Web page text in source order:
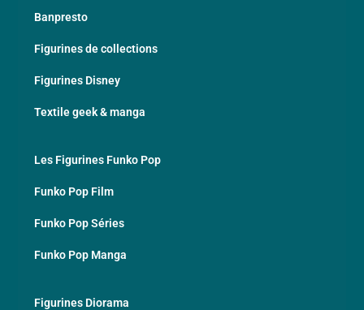
Banpresto
Figurines de collections
Figurines Disney
Textile geek & manga
Les Figurines Funko Pop
Funko Pop Film
Funko Pop Séries
Funko Pop Manga
Figurines Diorama